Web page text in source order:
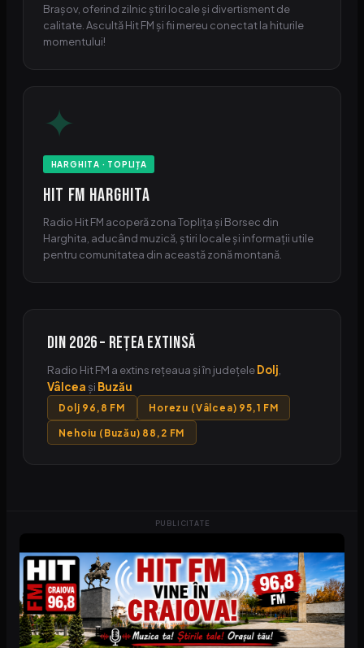
Brașov, oferind zilnic știri locale și divertisment de
calitate. Ascultă Hit FM și fii mereu conectat la hiturile
momentului!
✦
HARGHITA · TOPLIȚA
HIT FM Harghita
Radio Hit FM acoperă zona Toplița și Borsec din
Harghita, aducând muzică, știri locale și informații utile
pentru comunitatea din această zonă montană.
Din 2026 – Rețea extinsă
Radio Hit FM a extins rețeaua și în județeleDolj
Vâlcea și Buzău
Dolj 96,8 FM Horezu (Vâlcea) 95,1 FM
Nehoiu (Buzău) 88,2 FM
PUBLICITATE